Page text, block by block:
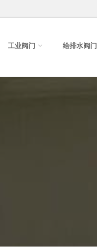
工业阀门 给排水阀门